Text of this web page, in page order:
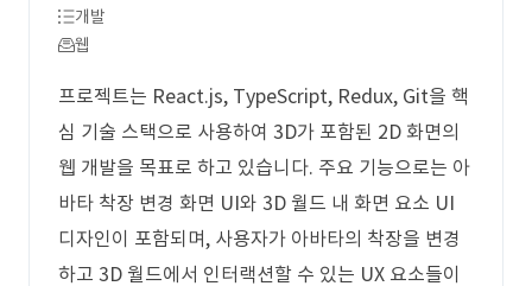
개발
웹
프로젝트는 React.js, TypeScript, Redux, Git을 핵
심 기술 스택으로 사용하여 3D가 포함된 2D 화면의
웹 개발을 목표로 하고 있습니다. 주요 기능으로는 아
바타 착장 변경 화면 UI와 3D 월드 내 화면 요소 UI
디자인이 포함되며, 사용자가 아바타의 착장을 변경
하고 3D 월드에서 인터랙션할 수 있는 UX 요소들이